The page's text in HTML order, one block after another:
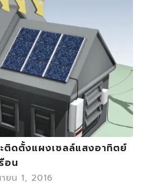
ติดตั้งแผงเซลล์แสงอาทิตย์
อน
ยน 1, 2016